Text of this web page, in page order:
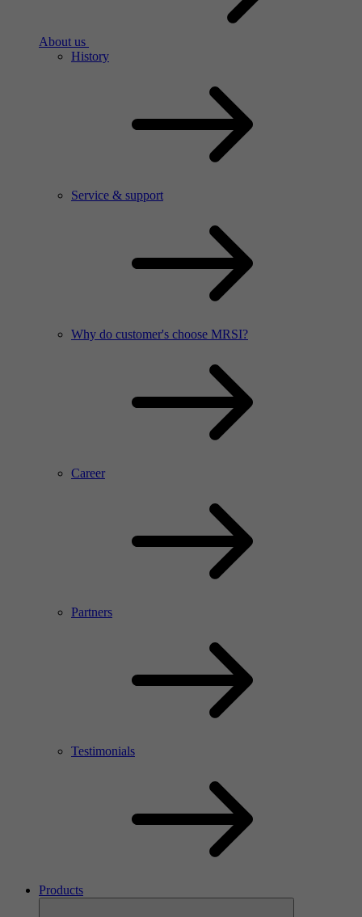
About us
History
Service & support
Why do customer's choose MRSI?
Career
Partners
Testimonials
Products